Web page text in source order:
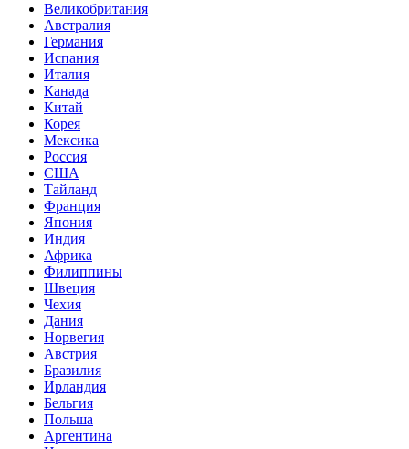
Великобритания
Австралия
Германия
Испания
Италия
Канада
Китай
Корея
Мексика
Россия
США
Тайланд
Франция
Япония
Индия
Африка
Филиппины
Швеция
Чехия
Дания
Норвегия
Австрия
Бразилия
Ирландия
Бельгия
Польша
Аргентина